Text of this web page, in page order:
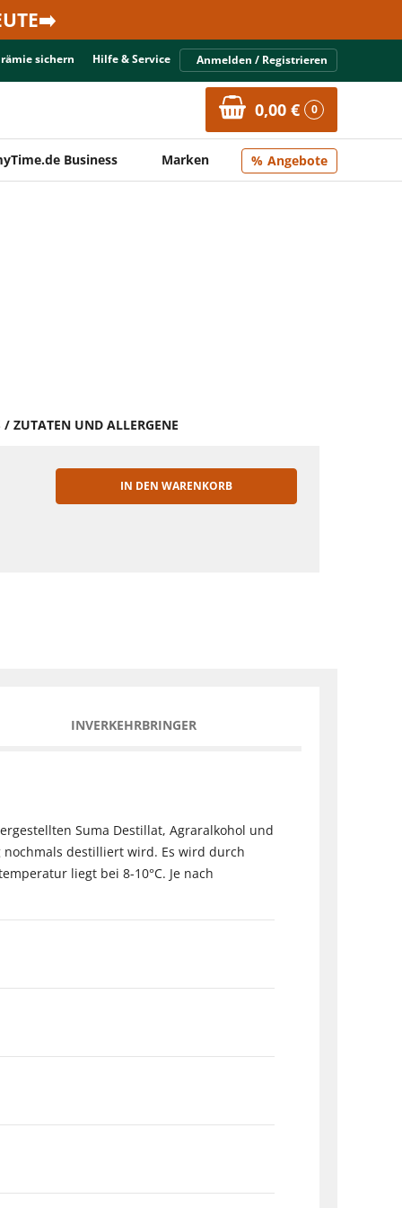
sichern Hilfe & Service Anmelden / Registrieren
0,00 € 0
Business Marken Angebote
/ ZUTATEN UND ALLERGENE
IN DEN WARENKORB
INVERKEHRBRINGER
Suma Destillat, Agraralkohol und
nochmals destilliert wird. Es wird durch
liegt bei 8-10°C. Je nach